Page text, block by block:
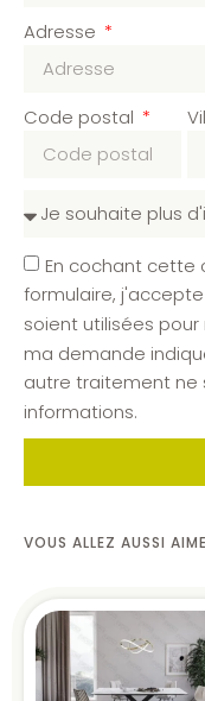
Adresse
Code postal
En cochant
formulaire,
soient utilisées
ma demande
autre traitement ne
informations.
VOUS ALLEZ AUSSI